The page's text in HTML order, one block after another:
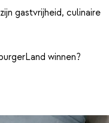
gastvrijheid, culinaire
winnen?